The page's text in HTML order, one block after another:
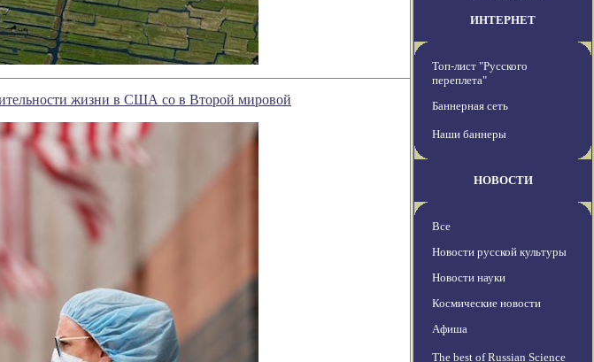
жизни в США со в Второй мировой
ИНТЕРНЕТ
Топ-лист "Русского
переплета"
Баннерная сеть
Наши баннеры
НОВОСТИ
Все
Новости русской культуры
Новости науки
Космические новости
Афиша
The best of Russian Science